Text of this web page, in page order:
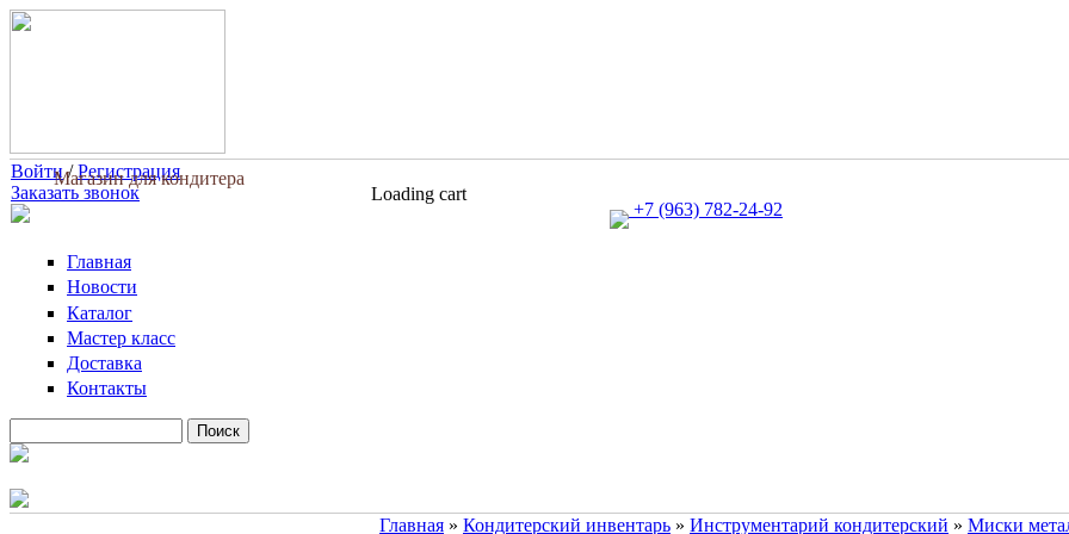
Перейти к основному содержанию
Магазин для кондитера
Войти/Регистрация
Заказать звонок
Loading cart
+7 (963) 782-24-92
Главная
Новости
Каталог
Мастер класс
Доставка
Контакты
Форма поиска
Главная » Кондитерский инвентарь » Инструментарий кондитерский » Миски